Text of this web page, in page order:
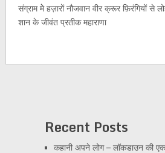
संग्राम मेे हज़ारों नौजवान वीर क्रूर फ़िरंगियों
शान के जीवंत प्रतीक महाराणा
Recent Posts
कहानी अपने लोग – लॉकडाउन की एक